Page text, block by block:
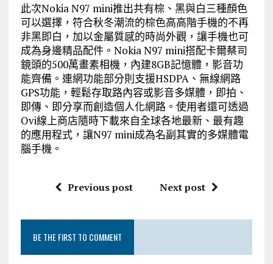
此次Nokia N97 mini推出共有棕、黑與白三種顏色
可以選擇，符合秋冬潮流的棕色高高階手機的不再
非黑即白，加以金屬質感的時尚外觀，讓手機也可
成為身邊精品配件。Nokia N97 mini搭配卡爾蔡司
鏡頭的500萬畫素相機，內建8GB記憶體，影音功
能齊備。連網功能部分則支援HSDPA、無線網路
GPS功能，輕鬆存取路內容或影音多媒體，即拍、
即傳、即分享而創造個人化網路。使用者還可透過
Ovi線上商店隨時下載來自全球各地最新、最有趣
的應用程式，讓N97 mini成為名副其實的多媒體電
腦手機。
Previous post Next post
BE THE FIRST TO COMMENT